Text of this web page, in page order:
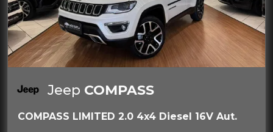
Jeep COMPASS
COMPASS LIMITED 2.0 4x4 Diesel 16V Aut.